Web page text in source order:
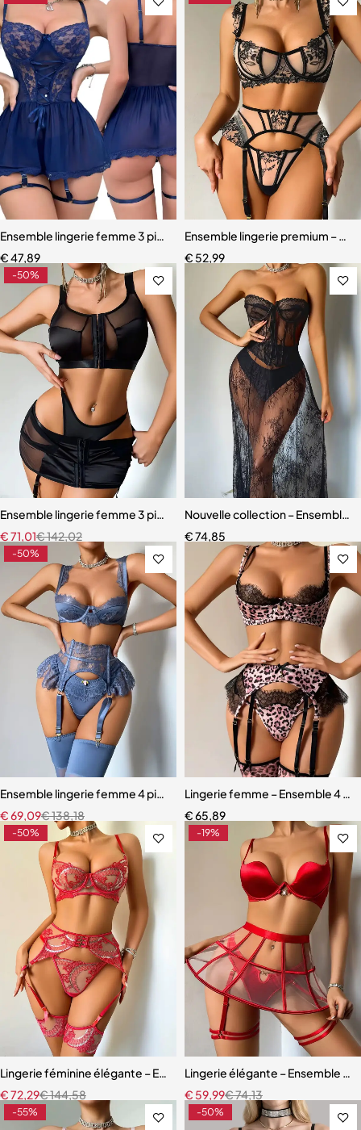
Ensemble lingerie femme 3 pièces – Soutien-gorge, culotte et
€47,89
Ensemble lingerie premium –
€ 52,99
-50%
Ensemble lingerie femme 3 pièces – Satin noir avec corset à lacets
€142,02
€71,01
Nouvelle collection – Ensemble
€74,85
-50%
Ensemble lingerie femme 4 pièces – Satin bleu ardoise et dentelle à
€138,18
€69,09
Lingerie femme – Ensemble 4
€65,89
-50%
Lingerie féminine élégante – Ensemble avec porte-jarretelles et
€144,58
€72,29
-19%
Lingerie élégante – Ensemble
€74,13
€ 59,99
-55% -50%